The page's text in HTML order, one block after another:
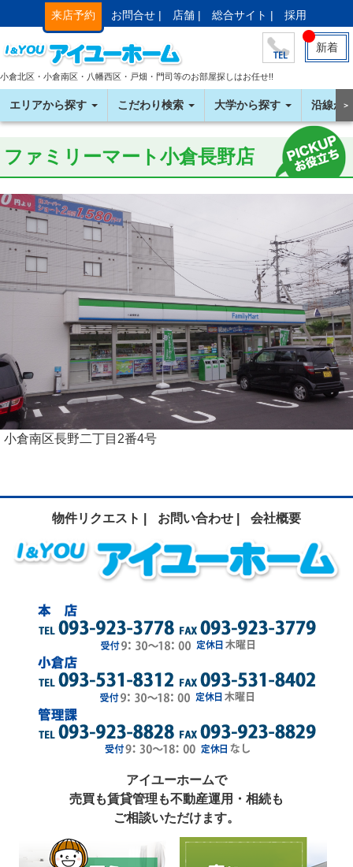
来店予約 お問合せ | 店舗 | 総合サイト | 採用
新着
小倉北区・小倉南区・八幡西区・戸畑・門司等のお部屋探しはお任せ!!
エリアから探す こだわり検索 大学から探す 沿線か＞
ファミリーマート小倉長野店
小倉南区長野二丁目2番4号
物件リクエスト | お問い合わせ | 会社概要
アイユーホームで
売買も賃貸管理も不動産運用・相続も
ご相談いただけます。